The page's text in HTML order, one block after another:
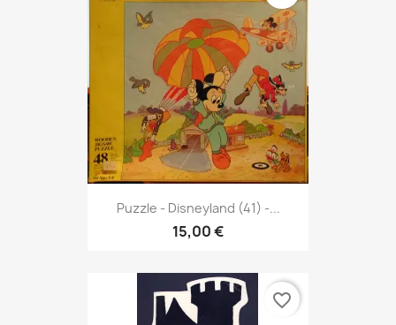
Puzzle - Disneyland (41) -...
15,00 €
favorite_border